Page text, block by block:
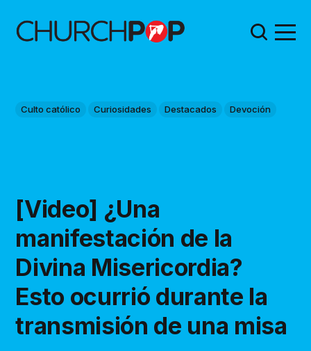
Culto católico Curiosidades Destacados Devoción
[Video] ¿Una
manifestación de la
Divina Misericordia?
Esto ocurrió durante la
transmisión de una misa